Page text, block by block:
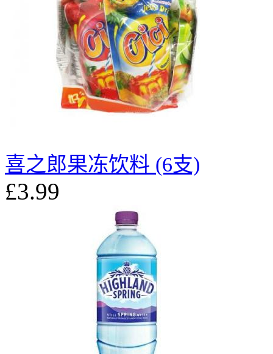
喜之郎果冻饮料 (6支)
£3.99